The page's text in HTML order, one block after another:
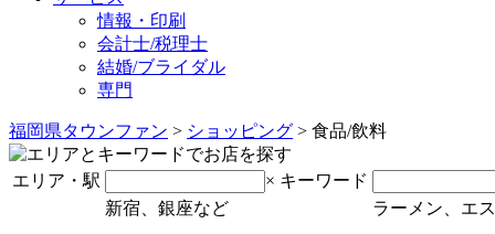
情報・印刷
会計士/税理士
結婚/ブライダル
専門
福岡県タウンファン > ショッピング > 食品/飲料
エリア・駅 × キーワード
新宿、銀座など
ラーメン、エ